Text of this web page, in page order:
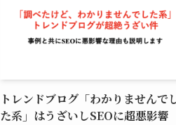
トレンドブログ「わかりませんで
た系」はうざいしSEOに超悪影響